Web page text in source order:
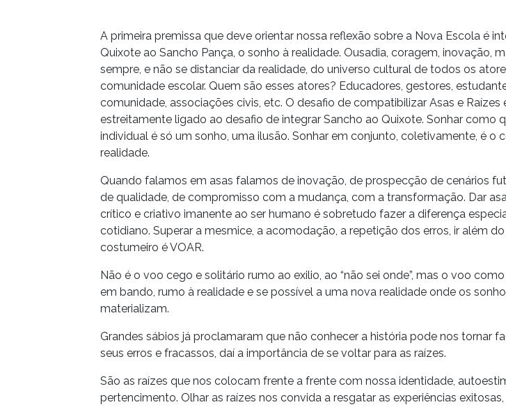
A primeira premissa que deve orientar nossa reflexão sobre a Nova Escola é
Quixote ao Sancho Pança, o sonho à realidade. Ousadia, coragem, inovação,
sempre, e não se distanciar da realidade, do universo cultural de todos os
comunidade escolar. Quem são esses atores? Educadores, gestores,
comunidade, associações civis, etc. O desafio de compatibilizar Asas e Raízes
estreitamente ligado ao desafio de integrar Sancho ao Quixote. Sonhar como
individual é só um sonho, uma ilusão. Sonhar em conjunto, coletivamente, é o
realidade.
Quando falamos em asas falamos de inovação, de prospecção de cenários
de qualidade, de compromisso com a mudança, com a transformação. Dar
crítico e criativo imanente ao ser humano é sobretudo fazer a diferença
cotidiano. Superar a mesmice, a acomodação, a repetição dos erros, ir além
costumeiro é VOAR.
Não é o voo cego e solitário rumo ao exilio, ao “não sei onde”, mas o voo
em bando, rumo à realidade e se possível a uma nova realidade onde os
materializam.
Grandes sábios já proclamaram que não conhecer a história pode nos tornar
seus erros e fracassos, daí a importância de se voltar para as raízes.
São as raízes que nos colocam frente a frente com nossa identidade,
pertencimento. Olhar as raízes nos convida a resgatar as experiências exitosas,